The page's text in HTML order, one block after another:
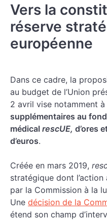
Vers la
réserve
européenne
Dans ce cadre, la
au budget de l’Union
2 avril vise notamment à
supplémentaires au
médical rescUE, d’ores
d’euros.
Créée en mars 2019,
stratégique dont l’action
par la Commission à la
Une décision de la
étend son champ